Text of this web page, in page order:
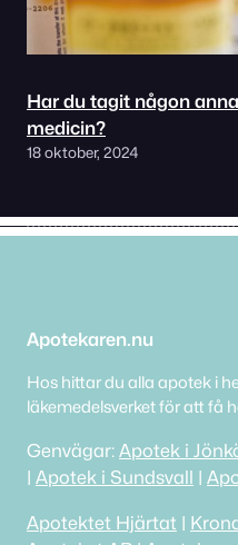
Har du tagit någon
medicin?
18 oktober, 2024
Apotekaren.nu
Hos hittar du alla apotek i
läkemedelsverket för att få
Genvägar: Apotek i
| Apotek i Sundsvall |
Apotektet Hjärtat |